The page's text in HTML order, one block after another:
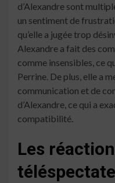
d’Alexandre sont
un sentiment de
qu’elle a jugée trop
Alexandre a fait des
comme insensibles, ce
Perrine. De plus, elle a
communication et de
d’Alexandre, ce qui a
compatibilité.
Les